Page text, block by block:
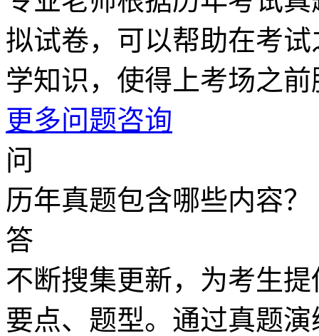
拟试卷，可以帮助在考
学知识，使得上考场之
更多问题咨询
问
历年真题包含哪些内容？
答
不断搜集更新，为考生
要点、题型。通过真题